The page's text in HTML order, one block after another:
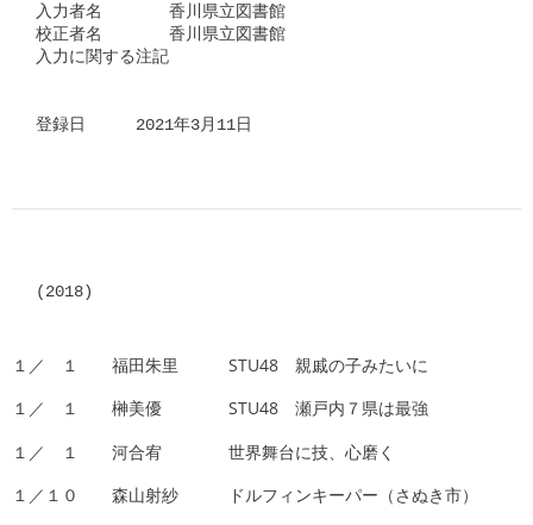
入力者名　　　　香川県立図書館
校正者名　　　　香川県立図書館
入力に関する注記
(2018)
１／ １ 福田朱里 STU48 親戚の子みたいに
１／ １ 榊美優 STU48 瀬戸内７県は最強
１／ １ 河合宥 世界舞台に技、心磨く
１／１０ 森山射紗 ドルフィンキーパー（さぬき市）